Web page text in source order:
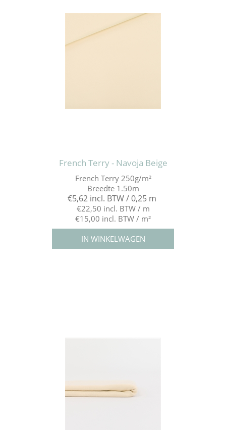
French Terry - Navoja Beige
French Terry 250g/m²
Breedte 1.50m
€5,62 incl. BTW / 0,25 m
€22,50 incl. BTW / m
€15,00 incl. BTW / m²